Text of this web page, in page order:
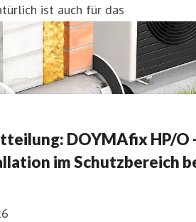
ist auch für das
DOYMAfix HP/O
im Schutzbereich